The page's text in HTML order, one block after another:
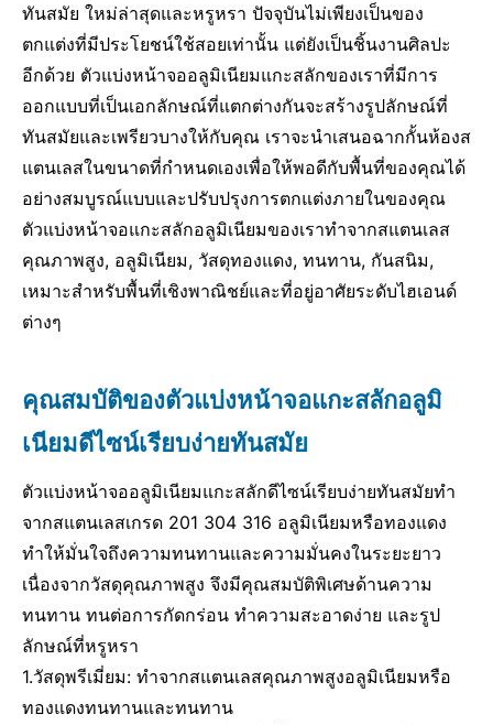
ทันสมัย ​​ใหม่ล่าสุดและหรูหรา ปัจจุบันไม่เพียงเป็นของ
ตกแต่งที่มีประโยชน์ใช้สอยเท่านั้น แต่ยังเป็นชิ้นงานศิลปะ
อีกด้วย ตัวแบ่งหน้าจออลูมิเนียมแกะสลักของเราที่มีการ
ออกแบบที่เป็นเอกลักษณ์ที่แตกต่างกันจะสร้างรูปลักษณ์ที่
ทันสมัยและเพรียวบางให้กับคุณ เราจะนำเสนอฉากกั้นห้องส
แตนเลสในขนาดที่กำหนดเองเพื่อให้พอดีกับพื้นที่ของคุณได้
อย่างสมบูรณ์แบบและปรับปรุงการตกแต่งภายในของคุณ
ตัวแบ่งหน้าจอแกะสลักอลูมิเนียมของเราทำจากสแตนเลส
คุณภาพสูง, อลูมิเนียม, วัสดุทองแดง, ทนทาน, กันสนิม,
เหมาะสำหรับพื้นที่เชิงพาณิชย์และที่อยู่อาศัยระดับไฮเอนด์
ต่างๆ
คุณสมบัติของตัวแบ่งหน้าจอแกะสลักอลูมิ
เนียมดีไซน์เรียบง่ายทันสมัย
ตัวแบ่งหน้าจออลูมิเนียมแกะสลักดีไซน์เรียบง่ายทันสมัยทำ
จากสแตนเลสเกรด 201 304 316 อลูมิเนียมหรือทองแดง
ทำให้มั่นใจถึงความทนทานและความมั่นคงในระยะยาว
เนื่องจากวัสดุคุณภาพสูง จึงมีคุณสมบัติพิเศษด้านความ
ทนทาน ทนต่อการกัดกร่อน ทำความสะอาดง่าย และรูป
ลักษณ์ที่หรูหรา
1.วัสดุพรีเมี่ยม: ทำจากสแตนเลสคุณภาพสูงอลูมิเนียมหรือ
ทองแดงทนทานและทนทาน